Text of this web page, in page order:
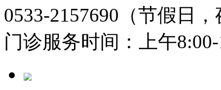
0533-2157690（节假日
门诊服务时间：上午